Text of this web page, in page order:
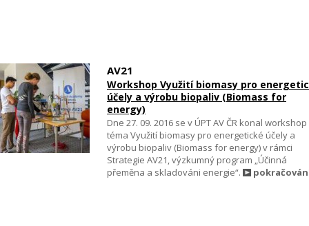
AV21
Workshop Využití biomasy pro
účely a výrobu biopaliv (Biomass for
energy)
Dne 27. 09. 2016 se v ÚPT AV ČR konal
téma Využití biomasy pro energetické účely a
výrobu biopaliv (Biomass for energy) v rámci
Strategie AV21, výzkumný program „Účinná
přeměna a skladováni energie“.